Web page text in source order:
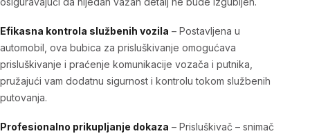
Efikasna kontrola službenih vozila – Postavljena u
automobil, ova bubica za prisluškivanje omogućava
prisluškivanje i praćenje komunikacije vozača i putnika,
pružajući vam dodatnu sigurnost i kontrolu tokom službenih
putovanja.
Profesionalno prikupljanje dokaza – Prisluškivač – snimač